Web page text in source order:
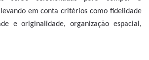
em conta critérios como fidelidade
e originalidade, organização espacial,